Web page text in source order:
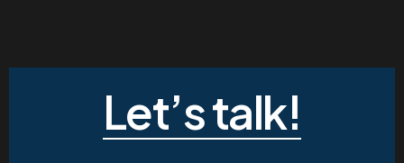
Let’s talk!